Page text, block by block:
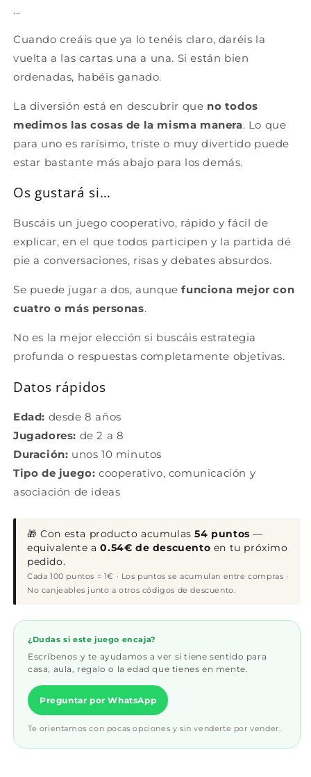
...
Cuando creáis que ya lo tenéis claro, daréis la
vuelta a las cartas una a una. Si están bien
ordenadas, habéis ganado.
La diversión está en descubrir que no todos
medimos las cosas de la misma manera. Lo que
para uno es rarísimo, triste o muy divertido puede
estar bastante más abajo para los demás.
Os gustará si…
Buscáis un juego cooperativo, rápido y fácil de
explicar, en el que todos participen y la partida dé
pie a conversaciones, risas y debates absurdos.
Se puede jugar a dos, aunquefunciona mejor con
cuatro o más personas.
No es la mejor elección si buscáis estrategia
profunda o respuestas completamente objetivas.
Datos rápidos
Edad: desde 8 años
Jugadores: de 2 a 8
Duración: unos 10 minutos
Tipo de juego: cooperativo, comunicación y
asociación de ideas
🎁 Con esta producto acumulas54 puntos —
equivalente a0.54€ de descuento en tu próximo
pedido.
Cada 100 puntos = 1€ · Los puntos se acumulan entre compras ·
No canjeables junto a otros códigos de descuento.
¿Dudas si este juego encaja?
Escríbenos y te ayudamos a ver si tiene sentido para
casa, aula, regalo o la edad que tienes en mente.
Preguntar por WhatsApp
Te orientamos con pocas opciones y sin venderte por vender.